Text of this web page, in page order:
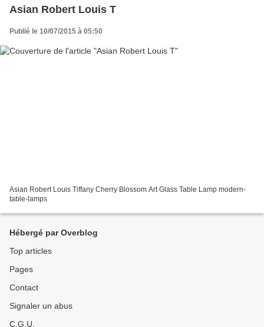
Asian Robert Louis T
Publié le 10/07/2015 à 05:50
Asian Robert Louis Tiffany Cherry Blossom Art Glass Table Lamp modern-
table-lamps
Hébergé par Overblog
Top articles
Pages
Contact
Signaler un abus
C.G.U.